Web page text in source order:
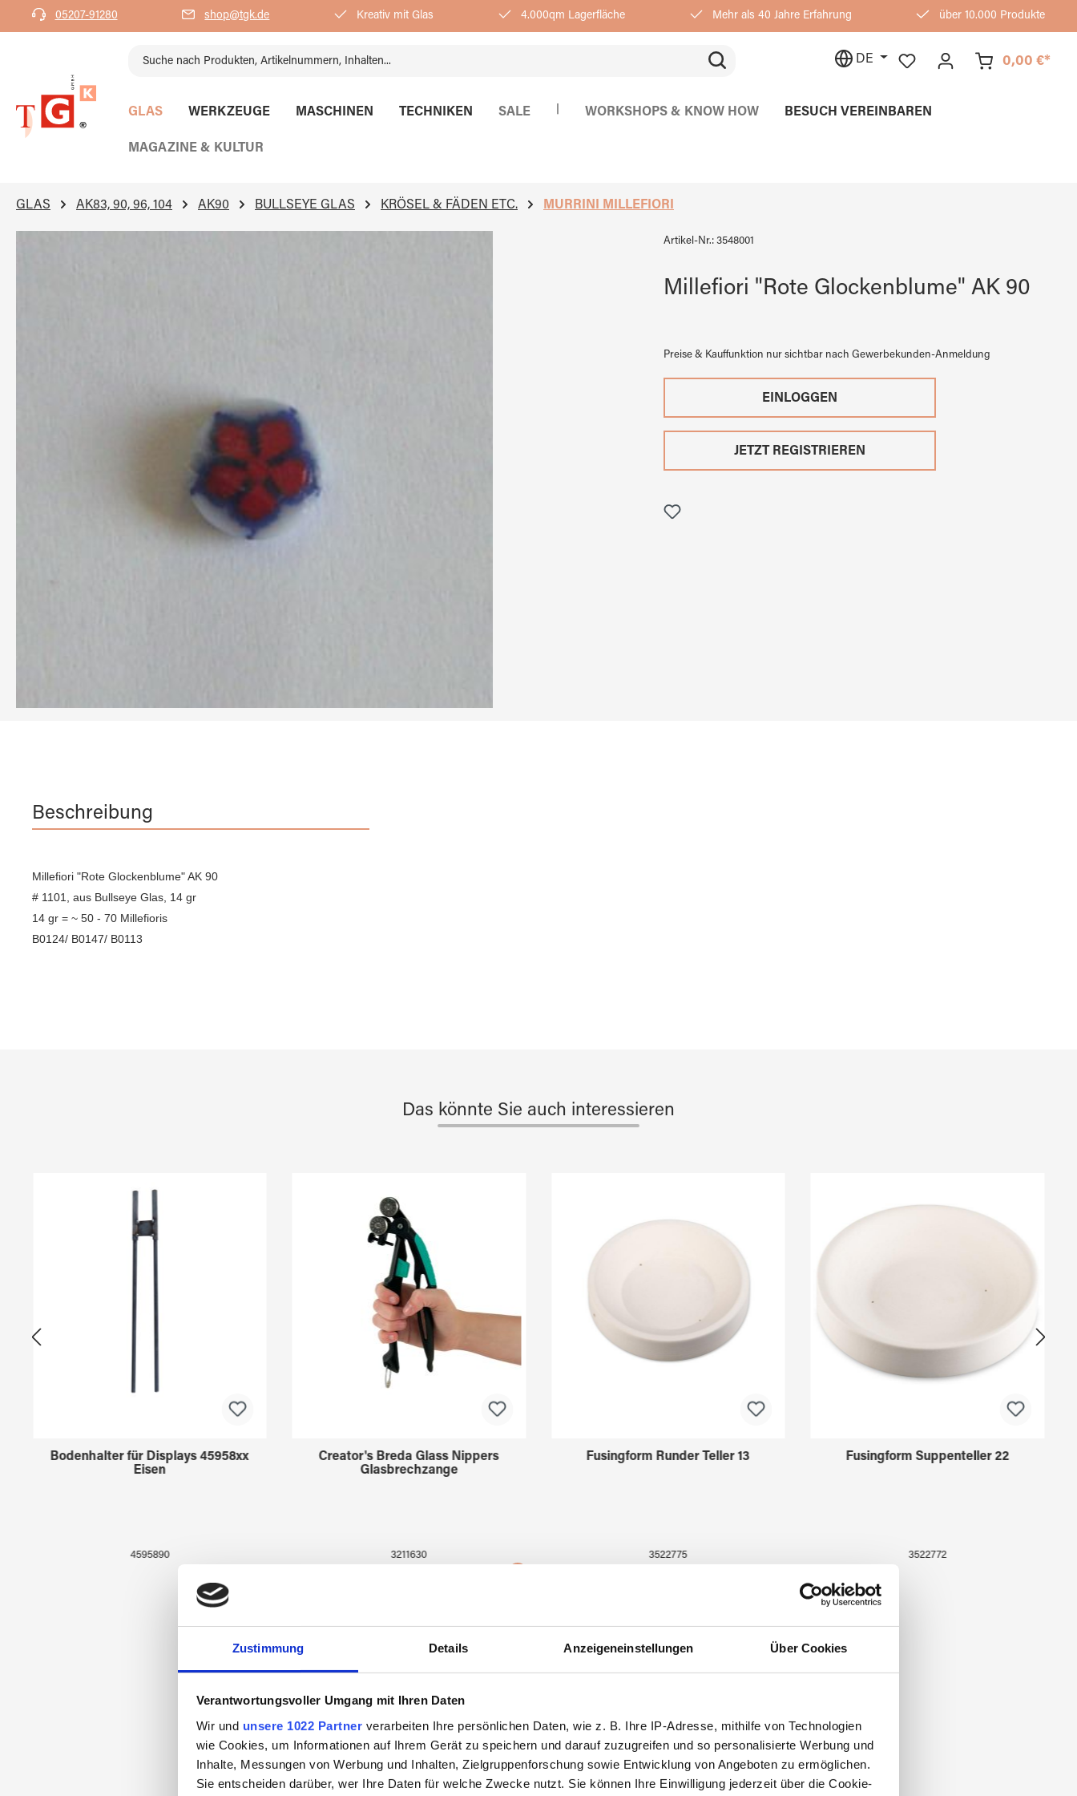
Zustimmung Details Anzeigeneinstellungen Über Cookies
Verantwortungsvoller Umgang mit Ihren Daten
Wir und unsere 1022 Partner verarbeiten Ihre persönlichen Daten, wie z. B. Ihre IP-Adresse, mithilfe von Technologien
wie Cookies, um Informationen auf Ihrem Gerät zu speichern und darauf zuzugreifen und so personalisierte Werbung und
Inhalte, Messungen von Werbung und Inhalten, Zielgruppenforschung sowie Entwicklung von Angeboten zu ermöglichen.
Sie entscheiden darüber, wer Ihre Daten für welche Zwecke nutzt. Sie können Ihre Einwilligung jederzeit über die Cookie-
Zur Hauptnavigation springen
05207-91280 shop@tgk.de Kreativ mit Glas 4.000qm Lagerfläche Mehr als 40 Jahre Erfahrung über 10.000 Produkte
DE 0,00 €*
GLAS WERKZEUGE MASCHINEN TECHNIKEN SALE WORKSHOPS & KNOW HOW BESUCH VEREINBAREN
MAGAZINE & KULTUR
GLAS AK83, 90, 96, 104 AK90 BULLSEYE GLAS KRÖSEL & FÄDEN ETC. MURRINI MILLEFIORI
Artikel-Nr.: 3548001
Millefiori "Rote Glockenblume" AK 90
Preise & Kauffunktion nur sichtbar nach Gewerbekunden-Anmeldung
EINLOGGEN
JETZT REGISTRIEREN
Beschreibung
Millefiori "Rote Glockenblume" AK 90
# 1101, aus Bullseye Glas, 14 gr
14 gr = ~ 50 - 70 Millefioris
B0124/ B0147/ B0113
Das könnte Sie auch interessieren
Bodenhalter für Displays 45958xx
Eisen
4595890
Creator's Breda Glass Nippers
Glasbrechzange
3211630
Fusingform Runder Teller 13
3522775
Fusingform Suppenteller 22
3522772
Zuletzt angesehen